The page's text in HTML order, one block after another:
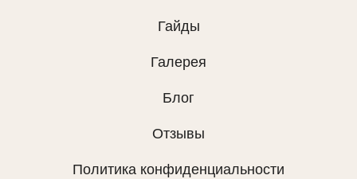
Гайды
Галерея
Блог
Отзывы
Политика конфиденциальности